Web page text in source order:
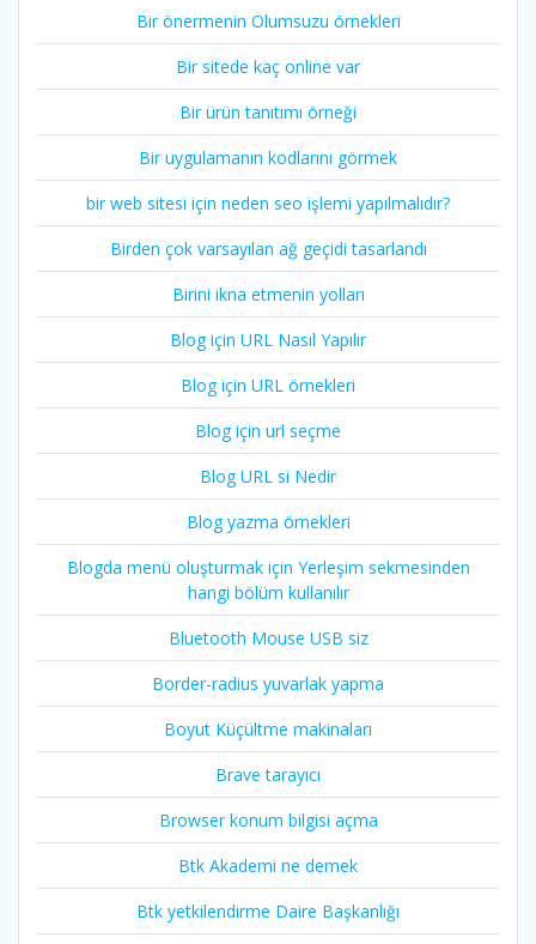
Bir önermenin Olumsuzu örnekleri
Bir sitede kaç online var
Bir ürün tanıtımı örneği
Bir uygulamanın kodlarını görmek
bir web sitesi için neden seo işlemi yapılmalıdır?
Birden çok varsayılan ağ geçidi tasarlandı
Birini ikna etmenin yolları
Blog için URL Nasıl Yapılır
Blog için URL örnekleri
Blog için url seçme
Blog URL si Nedir
Blog yazma örnekleri
Blogda menü oluşturmak için Yerleşim sekmesinden
hangi bölüm kullanılır
Bluetooth Mouse USB siz
Border-radius yuvarlak yapma
Boyut Küçültme makinaları
Brave tarayıcı
Browser konum bilgisi açma
Btk Akademi ne demek
Btk yetkilendirme Daire Başkanlığı